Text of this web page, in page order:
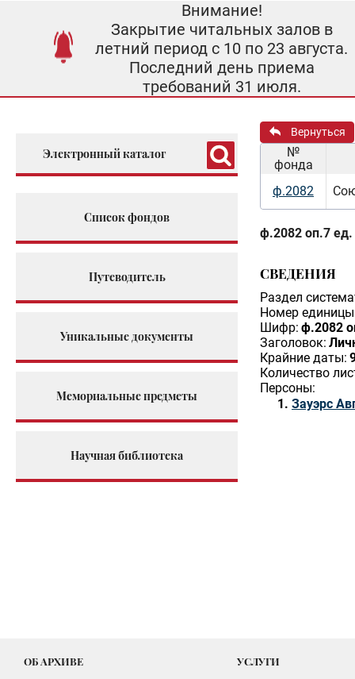
Внимание!
Закрытие читальных залов в
летний период с 10 по 23 августа.
Последний день приема
требований 31 июля.
Электронный каталог
Список фондов
Путеводитель
Уникальные документы
Мемориальные предметы
Научная библиотека
Вернуться
№
фонда
ф.2082
ф.2082 оп.7 ед.
СВЕДЕНИЯ
Раздел
Номер единицы
Шифр: ф.2082
Заголовок:
Крайние даты:
Количество
Персоны:
Зауэрс
ОБ АРХИВЕ УСЛУГИ